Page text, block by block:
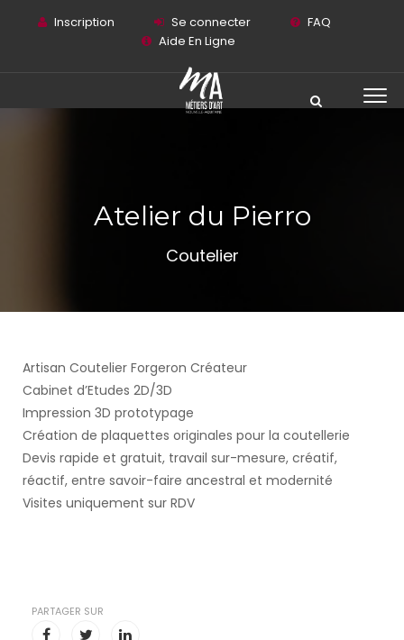
Inscription Se connecter
FAQ
Aide En Ligne
Atelier du Pierro
Coutelier
Artisan Coutelier Forgeron Créateur
Cabinet d’Etudes 2D/3D
Impression 3D prototypage
Création de plaquettes originales pour la coutellerie
Devis rapide et gratuit, travail sur-mesure, créatif,
réactif, entre savoir-faire ancestral et modernité
Visites uniquement sur RDV
PARTAGER SUR